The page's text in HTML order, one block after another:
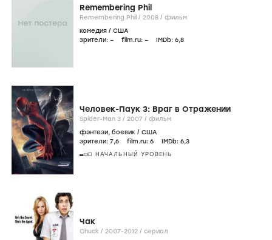
Remembering Phil
Remembering Phil / 2008 / фильм
комедия / США
зрители: – film.ru: – IMDb: 6,8
Человек-Паук 3: Враг в Отражении
Spider-Man 3 / 2007 / фильм
фэнтези, боевик / США
зрители: 7,6 film.ru: 6 IMDb: 6,3
НАЧАЛЬНЫЙ УРОВЕНЬ
Чак
Chuck / 2007-2012 / сериал